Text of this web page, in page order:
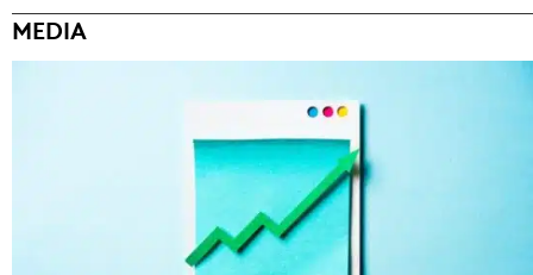
MEDIA